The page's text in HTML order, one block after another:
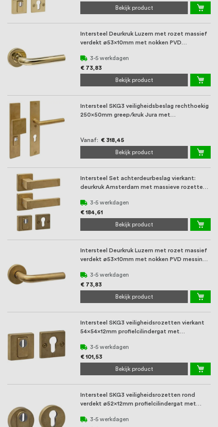
Bekijk product
Intersteel Deurkruk Luzern met rozet massief
verdekt ø53x10mm met nokken PVD
3-5 werkdagen
€ 73,83
Bekijk product
Intersteel SKG3 veiligheidsbeslag rechthoekig
250x50mm greep/kruk Jura met
Vanaf € 318,45
Bekijk product
Intersteel Set achterdeurbeslag vierkant:
deurkruk Amsterdam met massieve rozetten
3-5 werkdagen
€ 184,61
Bekijk product
Intersteel Deurkruk Luzern met rozet massief
verdekt ø53x10mm met nokken PVD messing
3-5 werkdagen
€ 73,83
Bekijk product
Intersteel SKG3 veiligheidsrozetten vierkant
54x54x12mm profielcilindergat met
3-5 werkdagen
€ 101,53
Bekijk product
Intersteel SKG3 veiligheidsrozetten rond
verdekt ø52x12mm profielcilindergat met
3-5 werkdagen